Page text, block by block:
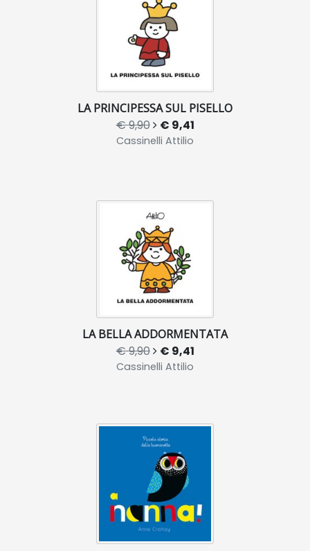
LA PRINCIPESSA SUL PISELLO
€ 9,90 € 9,41
Cassinelli Attilio
LA BELLA ADDORMENTATA
€ 9,90 € 9,41
Cassinelli Attilio